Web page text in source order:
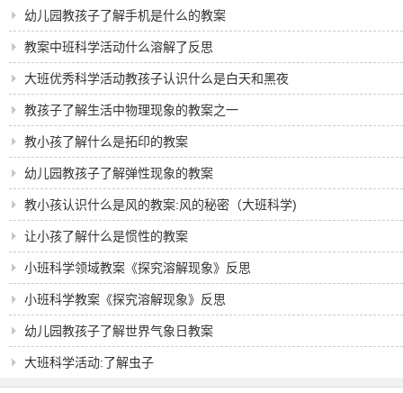
幼儿园教孩子了解手机是什么的教案
教案中班科学活动什么溶解了反思
大班优秀科学活动教孩子认识什么是白天和黑夜
教孩子了解生活中物理现象的教案之一
教小孩了解什么是拓印的教案
幼儿园教孩子了解弹性现象的教案
教小孩认识什么是风的教案:风的秘密（大班科学)
让小孩了解什么是惯性的教案
小班科学领域教案《探究溶解现象》反思
小班科学教案《探究溶解现象》反思
幼儿园教孩子了解世界气象日教案
大班科学活动:了解虫子